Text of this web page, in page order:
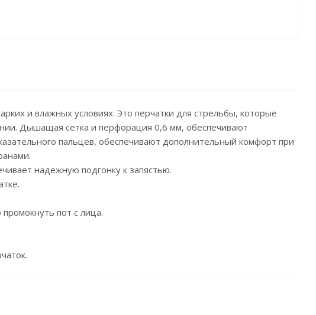
и влажных условиях. Это перчатки для стрельбы, которые
Дышащая сетка и перфорация 0,6 мм, обеспечивают
пальцев, обеспечивают дополнительный комфорт при
надежную подгонку к запястью.
пот с лица.